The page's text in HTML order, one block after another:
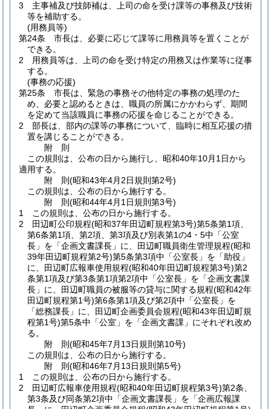
3
主事補及び技師補は、上司の命を受け課等の事務及び技術
等を補助する。
(用務員等)
第24条
市長は、必要に応じて課等に用務員等を置くことが
できる。
2
用務員等は、上司の命を受け特定の用務又は作業等に従事
する。
(事務の応援)
第25条
市長は、緊急の事務その他特定の事務の処理のた
め、必要と認めるときは、職員の所属にかかわらず、期間
を定めて当該職員に事務の応援を命じることができる。
2
部長は、部内の課等の事務について、臨時に相互応援の措
置を講じることができる。
附 則
この規則は、公布の日から施行し、昭和40年10月1日から
適用する。
附 則(昭和43年4月2日規則第2号)
この規則は、公布の日から施行する。
附 則(昭和44年4月1日規則第3号)
1
この規則は、公布の日から施行する。
2
田辺町公印規程(昭和37年田辺町規程第3号)第5条第1項、
第6条第1項、第2項、第3項及び別表第1の4・5中「公室
長」を「企画文書課長」に、田辺町職員衛生管理規程(昭和
39年田辺町規程第2号)第5条第3項中「公室長」を「助役」
に、田辺町広報車使用規程(昭和40年田辺町規程第3号)第2
条第1項及び第3条第1項第2項中「公室長」を「企画文書課
長」に、田辺町職員の被服等の貸与に関する規程(昭和42年
田辺町規程第1号)第6条第1項及び第2項中「公室長」を
「総務課長」に、田辺町企画委員会規程(昭和43年田辺町規
程第1号)第5条中「公室」を「企画文書課」にそれぞれ改め
る。
附 則(昭和45年7月13日規則第10号)
この規則は、公布の日から施行する。
附 則(昭和46年7月13日規則第5号)
1
この規則は、公布の日から施行する。
2
田辺町広報車使用規程(昭和40年田辺町規程第3号)第2条、
第3条及び同条第2項中「企画文書課長」を「企画広報課